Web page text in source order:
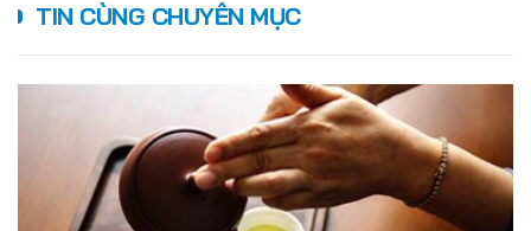
TIN CÙNG CHUYÊN MỤC